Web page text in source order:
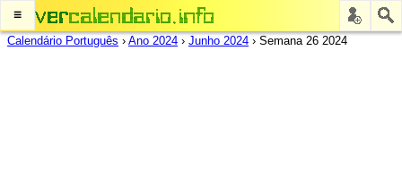
≡
Calendário Português › Ano 2024 › Junho 2024 › Semana 26 2024